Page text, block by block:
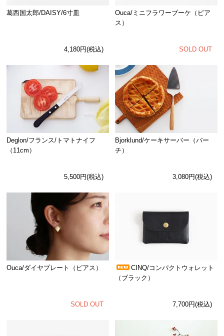
葛西国太郎/DAISY/6寸皿
4,180円(税込)
Ouca/ミニフラワーブーケ（ピア
ス）
SOLD OUT
Deglon/フランス/トマトナイフ
（11cm）
5,500円(税込)
Bjorklund/ケーキサーバー（バー
チ）
3,080円(税込)
Ouca/ダイヤプレート（ピアス）
SOLD OUT
CINQ/コンパクトウォレット
（ブラック）
7,700円(税込)